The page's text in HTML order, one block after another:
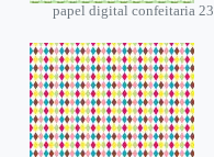
papel digital confeitaria 23